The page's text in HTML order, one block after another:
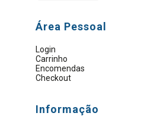
Área Pessoal
Login
Carrinho
Encomendas
Checkout
Informação